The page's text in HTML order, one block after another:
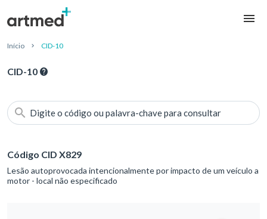
Início CID-10
CID-10
Digite o código ou palavra-chave para consultar
Código CID X829
Lesão autoprovocada intencionalmente por impacto de um veículo a
motor - local não especificado